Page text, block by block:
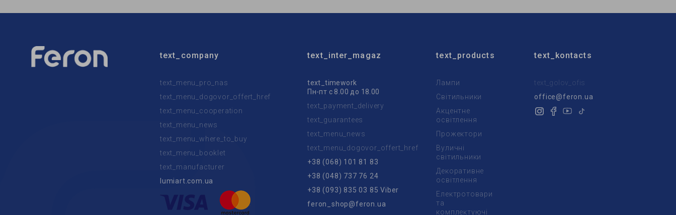
text_company
text_menu_pro_nas
text_menu_dogovor_offert_href
text_menu_cooperation
text_menu_news
text_menu_where_to_buy
text_menu_booklet
text_manufacturer
lumiart.com.ua
text_inter_magaz
text_timework
Пн-пт с 8.00 до 18.00
text_payment_delivery
text_guarantees
text_menu_news
text_menu_dogovor_offert_href
+38 (068) 101 81 83
+38 (048) 737 76 24
+38 (093) 835 03 85 Viber
feron_shop@feron.ua
text_products
Лампи
Світильники
Акцентне
освітлення
Прожектори
Вуличні
світильники
Декоративне
освітлення
Електротовари
та
комплектуючі
text_kontacts
text_golov_ofis
office@feron.ua